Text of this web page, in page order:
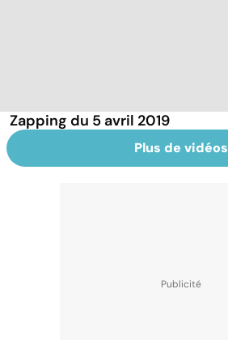
Zapping du 5 avril 2019
Plus de vidéos